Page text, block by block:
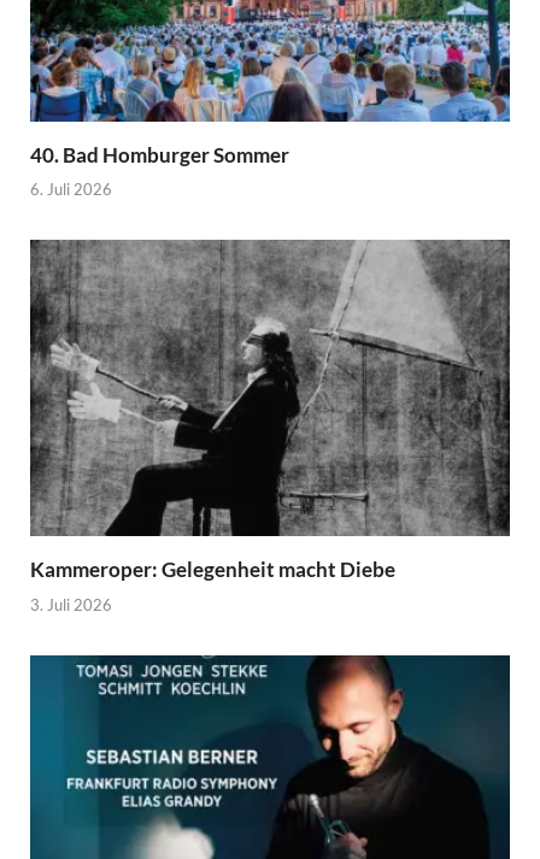
40. Bad Homburger Sommer
6. Juli 2026
Kammeroper: Gelegenheit macht Diebe
3. Juli 2026